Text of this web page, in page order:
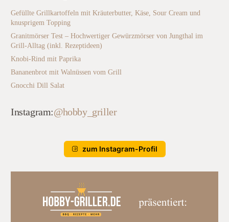
Gefüllte Grillkartoffeln mit Kräuterbutter, Käse, Sour Cream und
knusprigem Topping
Granitmörser Test – Hochwertiger Gewürzmörser von Jungthal im
Grill-Alltag (inkl. Rezeptideen)
Knobi-Rind mit Paprika
Bananenbrot mit Walnüssen vom Grill
Gnocchi Dill Salat
Instagram:@hobby_griller
zum Instagram-Profil